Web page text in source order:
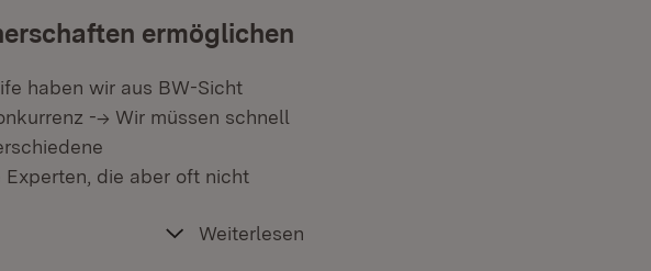
ermöglichen
haben wir aus BW-Sicht
--> Wir müssen schnell
die aber oft nicht
Weiterlesen